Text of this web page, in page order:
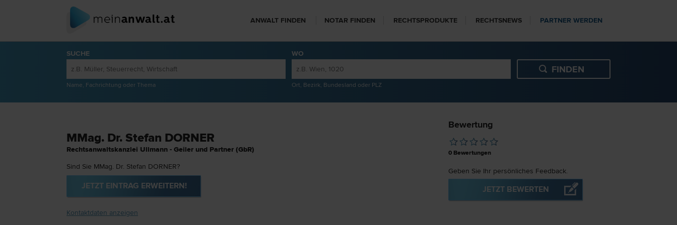
ANWALT FINDEN NOTAR FINDEN RECHTSPRODUKTE RECHTSNEWS PARTNER WERDEN
SUCHE
Name, Fachrichtung oder Thema
WO
Ort, Bezirk, Bundesland oder PLZ
MMag. Dr. Stefan DORNER
Rechtsanwaltskanzlei Ullmann - Geiler und Partner (GbR)
Sind Sie MMag. Dr. Stefan DORNER?
JETZT EINTRAG ERWEITERN!
Kontaktdaten anzeigen
Bewertung
0Bewertungen
Geben Sie Ihr persönliches Feedback.
JETZT BEWERTEN